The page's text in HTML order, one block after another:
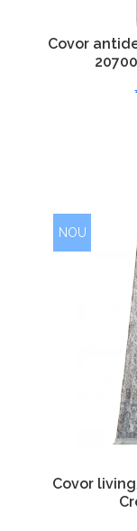
Covor
NOU
Covor